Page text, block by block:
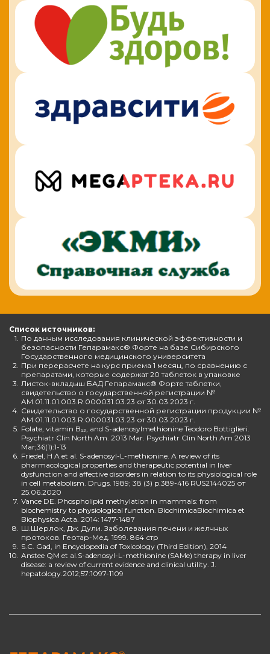
Список источников:
1. По данным исследования клинической эффективности и
безопасности Гепарамакс® Форте на базе Сибирского
Государственного медицинского университета
2. При перерасчете на курс приема 1 месяц, по сравнению с
препаратами, которые содержат 20 таблеток в упаковке
3. Листок-вкладыш БАД Гепарамакс® Форте таблетки,
свидетельство о государственной регистрации №
AM.01.11.01.003.R.000031.03.23 от 30.03.2023 г.
4. Свидетельство о государственной регистрации продукции №
AM.01.11.01.003.R.000031.03.23 от 30.03.2023 г.
5. Folate, vitamin B₁₂, and S-adenosylmethionine Teodoro Bottiglieri.
Psychiatr Clin North Am. 2013 Mar. Psychiatr Clin North Am 2013
Mar;36(1):1-13
6. Friedel, H A et al. S-adenosyl-L-methionine. A review of its
pharmacological properties and therapeutic potential in liver
dysfunction and affective disorders in relation to its physiological role
in cell metabolism. Drugs. 1989; 38 (3) p.389-416 RUS2144025 от
25.06.2020
7. Vance DE. Phospholipid methylation in mammals: from
biochemistry to physiological function. BiochimicaBiochimica et
Biophysica Acta. 2014: 1477-1487
8. Ш.Шерлок, Дж. Дули. Заболевания печени и желчных
протоков. Геотар-Мед. 1999. 864 стр
9. S.C. Gad, in Encyclopedia of Toxicology (Third Edition), 2014
10. Anstee QM et al.S-adenosyl-L-methionine (SAMe) therapy in liver
disease: a review of current evidence and clinical utility. J.
hepatology.2012;57:1097-1109